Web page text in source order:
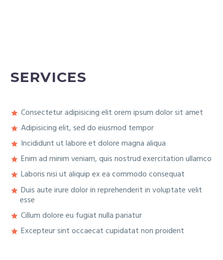
SERVICES
Consectetur adipisicing elit orem ipsum dolor sit amet
Adipisicing elit, sed do eiusmod tempor
Incididunt ut labore et dolore magna aliqua
Enim ad minim veniam, quis nostrud exercitation ullamco
Laboris nisi ut aliquip ex ea commodo consequat
Duis aute irure dolor in reprehenderit in voluptate velit
esse
Cillum dolore eu fugiat nulla pariatur
Excepteur sint occaecat cupidatat non proident